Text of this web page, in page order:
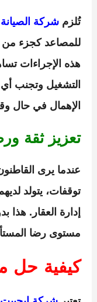
تُلزم شركة
للمصاعد كجزء من
هذه الإجراءات
التشغيل وتجنب أي
الإهمال في حال
تعزيز ثقة
عندما يرى
توقفات، يتولد
إدارة العقار.
مستوى رضا
كيفية حل